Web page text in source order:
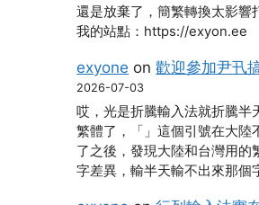
還是放棄了，簡繁轉換太影響
我的站點：https://exyon.ee
exyone on歡迎參加尹卂
2026-07-03
哎，光是折騰輸入法就折騰半
繁體了，「」這個引號在大陸
了之後，發現大陸和台灣用的
字差異，輸半天輸不出來那個